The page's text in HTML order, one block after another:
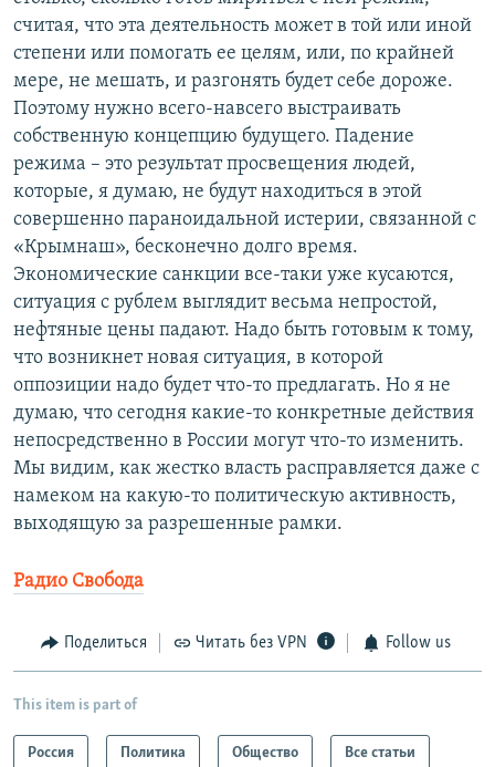
считая, что эта деятельность может в той или иной
степени или помогать ее целям, или, по крайней
мере, не мешать, и разгонять будет себе дороже.
Поэтому нужно всего-навсего выстраивать
собственную концепцию будущего. Падение
режима – это результат просвещения людей,
которые, я думаю, не будут находиться в этой
совершенно параноидальной истерии, связанной с
«Крымнаш», бесконечно долго время.
Экономические санкции все-таки уже кусаются,
ситуация с рублем выглядит весьма непростой,
нефтяные цены падают. Надо быть готовым к тому,
что возникнет новая ситуация, в которой
оппозиции надо будет что-то предлагать. Но я не
думаю, что сегодня какие-то конкретные действия
непосредственно в России могут что-то изменить.
Мы видим, как жестко власть расправляется даже с
намеком на какую-то политическую активность,
выходящую за разрешенные рамки.
Радио Свобода
Поделиться Читать без VPN Follow us
This item is part of
Россия Политика Общество Все статьи